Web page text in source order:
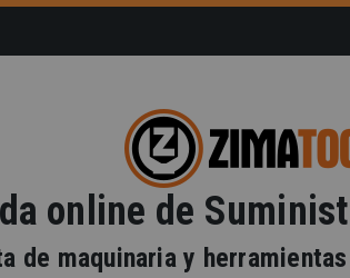
online de
de maquinaria y